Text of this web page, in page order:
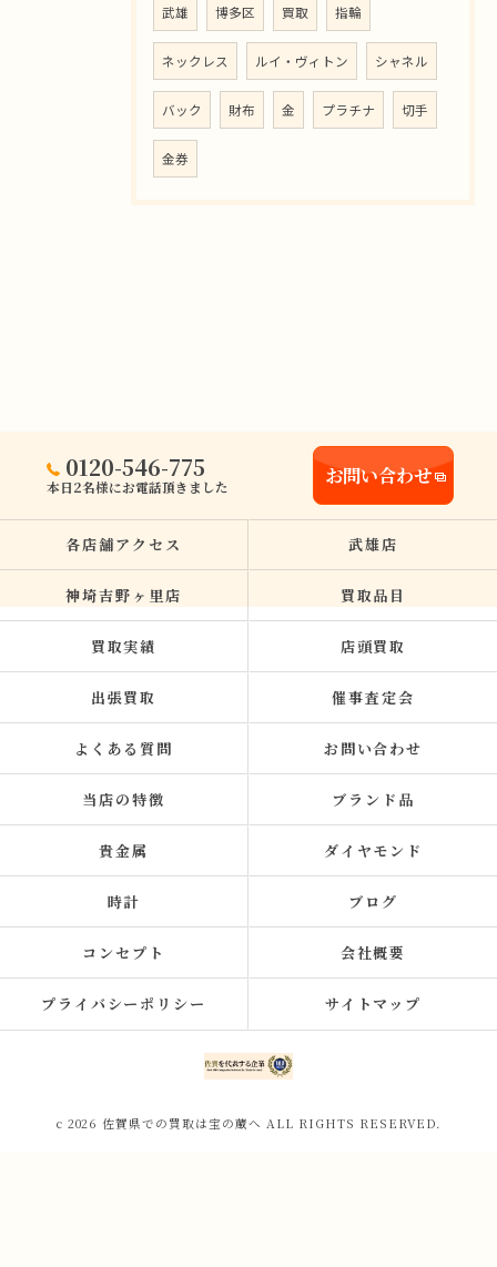
武雄 博多区 買取 指輪
ネックレス ルイ・ヴィトン シャネル
バック 財布 金 プラチナ 切手
金券
0120-546-775
本日2名様にお電話頂きました お問い合わせ
各店舗アクセス 武雄店
神埼吉野ヶ里店 買取品目
買取実績 店頭買取
出張買取 催事査定会
よくある質問 お問い合わせ
当店の特徴 ブランド品
貴金属 ダイヤモンド
時計 ブログ
コンセプト 会社概要
プライバシーポリシー サイトマップ
c 2026 佐賀県での買取は宝の蔵へ ALL RIGHTS RESERVED.